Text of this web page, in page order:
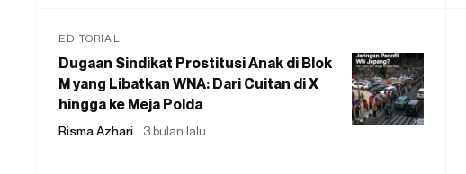
EDITORIAL
Dugaan Sindikat Prostitusi Anak di Blok
M yang Libatkan WNA: Dari Cuitan di X
hingga ke Meja Polda
Risma Azhari 3 bulan lalu